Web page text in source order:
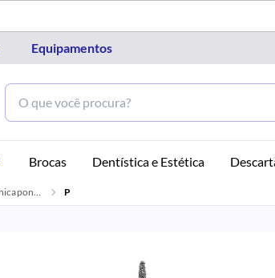
Equipamentos
Brocas Dentística e Estética
Ponta diamantada invicta conica ponta de lapis fg 3195 american burrs P